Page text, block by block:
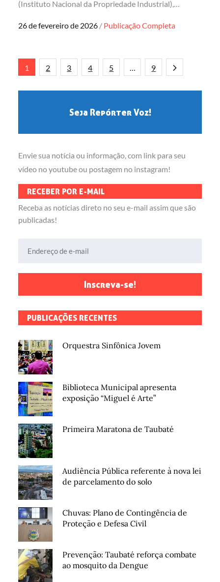
(Instituto Nacional da Propriedade Industrial),…
Posted
26 de fevereiro de 2026 Publicação Completa
Paginação
posts
1 2 3 4 5 … 9
Seja Repórter Voz!
Envie sua notícia ou informação, com link para seu
vídeo no youtube ou postagem no instagram!
RECEBER POR E-MAIL
Receba as notícias direto no seu e-mail assim que são
publicadas!
Inscreva-se!
PUBLICAÇÕES RECENTES
Orquestra Sinfônica Jovem
Biblioteca Municipal apresenta
exposição “Miguel é Arte”
Primeira Maratona de Taubaté
Audiência Pública referente à nova lei
de parcelamento do solo
Chuvas: Plano de Contingência de
Proteção e Defesa Civil
Prevenção: Taubaté reforça combate
ao mosquito da Dengue